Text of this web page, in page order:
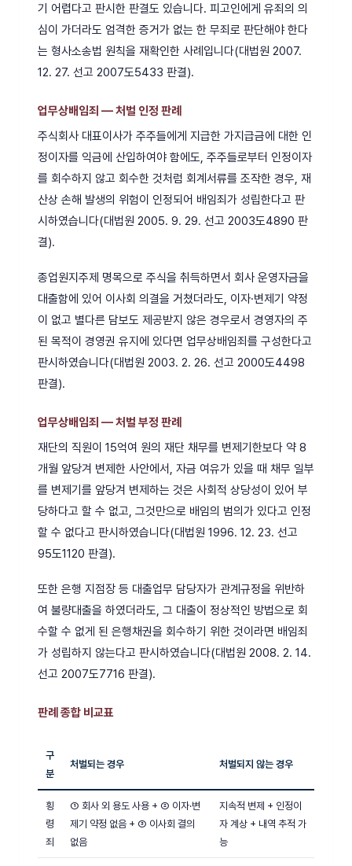
기 어렵다고 판시한 판결도 있습니다. 피고인에게 유죄의 의
심이 가더라도 엄격한 증거가 없는 한 무죄로 판단해야 한다
는 형사소송법 원칙을 재확인한 사례입니다(대법원 2007.
12. 27. 선고 2007도5433 판결).
업무상배임죄 — 처벌 인정 판례
주식회사 대표이사가 주주들에게 지급한 가지급금에 대한 인
정이자를 익금에 산입하여야 함에도, 주주들로부터 인정이자
를 회수하지 않고 회수한 것처럼 회계서류를 조작한 경우, 재
산상 손해 발생의 위험이 인정되어 배임죄가 성립한다고 판
시하였습니다(대법원 2005. 9. 29. 선고 2003도4890 판
결).
종업원지주제 명목으로 주식을 취득하면서 회사 운영자금을
대출함에 있어 이사회 의결을 거쳤더라도, 이자·변제기 약정
이 없고 별다른 담보도 제공받지 않은 경우로서 경영자의 주
된 목적이 경영권 유지에 있다면 업무상배임죄를 구성한다고
판시하였습니다(대법원 2003. 2. 26. 선고 2000도4498
판결).
업무상배임죄 — 처벌 부정 판례
재단의 직원이 15억여 원의 재단 채무를 변제기한보다 약 8
개월 앞당겨 변제한 사안에서, 자금 여유가 있을 때 채무 일부
를 변제기를 앞당겨 변제하는 것은 사회적 상당성이 있어 부
당하다고 할 수 없고, 그것만으로 배임의 범의가 있다고 인정
할 수 없다고 판시하였습니다(대법원 1996. 12. 23. 선고
95도1120 판결).
또한 은행 지점장 등 대출업무 담당자가 관계규정을 위반하
여 불량대출을 하였더라도, 그 대출이 정상적인 방법으로 회
수할 수 없게 된 은행채권을 회수하기 위한 것이라면 배임죄
가 성립하지 않는다고 판시하였습니다(대법원 2008. 2. 14.
선고 2007도7716 판결).
판례 종합 비교표
구
분
처벌되는 경우 처벌되지 않는 경우
횡
령
죄
① 회사 외 용도 사용 + ② 이자·변
제기 약정 없음 + ③ 이사회 결의
없음
지속적 변제 + 인정이
자 계상 + 내역 추적 가
능